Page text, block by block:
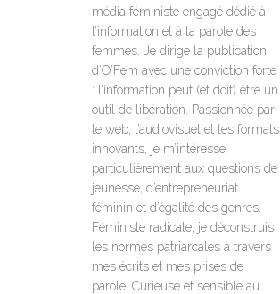
média féministe engagé dédié à
l’information et à la parole des
femmes. Je dirige la publication
d’O’Fem avec une conviction forte
: l’information peut (et doit) être un
outil de libération. Passionnée par
le web, l’audiovisuel et les formats
innovants, je m’intéresse
particulièrement aux questions de
jeunesse, d’entrepreneuriat
féminin et d’égalité des genres.
Féministe radicale, je déconstruis
les normes patriarcales à travers
mes écrits et mes prises de
parole. Curieuse et sensible au